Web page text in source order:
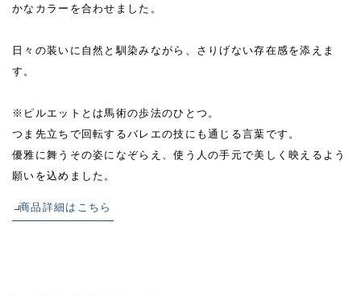
かなカラーを合わせました。
日々の装いに自然と馴染みながら、さりげない存在感を添えま
す。
※ピルエットとは馬術の歩法のひとつ。
つま先立ちで回転するバレエの技にも通じる言葉です。
優雅に舞うその姿になぞらえ、使う人の手元で美しく映えるよう
願いを込めました。
商品詳細はこちら